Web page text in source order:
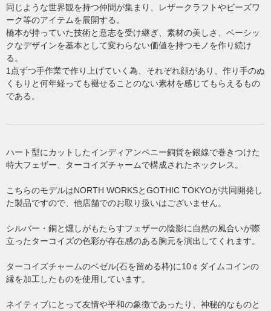
同じような世界観を持つ仲間が集まり、レザークラフトやビーズワ
ーク等のアイテムを展開する。
橋本が持っていた技術と意志を受け継ぎ、素材の美しさ、ベーシッ
クなデザインを基本として変わらない価値を持つモノを作り続け
る。
1点ずつ手作業で作り上げていく為、それぞれ顔があり、作り手のぬ
くもりと何年経っても褪せることのない素材を感じてもらえるもの
である。
ハート型にカットしたインディアンペニー銅貨を銀線で巻きつけた
特大フェザー、ターコイズチャームで構成されたネックレス。
こちらのモデルはNORTH WORKSとGOTHIC TOKYOが共同開発し
た製品ですので、他店舗でのお取り扱いはございません。
シルバー・銅と燻しがもたらすフェザーの陰影に自然の風合いが際
立ったターコイズの色彩が存在感のある胸元を演出してくれます。
ターコイズチャームのベゼル(石を留める枠)に10￠ダイムコインの
縁を加工したものを使用しています。
ネイティブにとって友情や平和の象徴であったり、神秘的なものと